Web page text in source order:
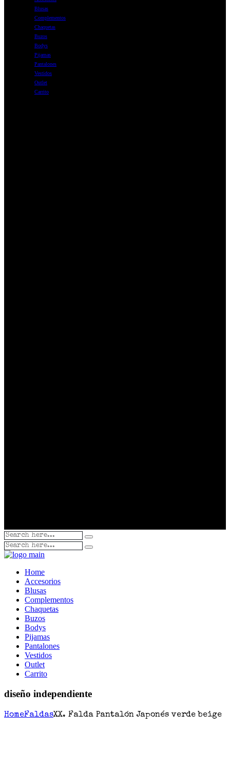
Blusas
Complementos
Chaquetas
Buzos
Bodys
Pijamas
Pantalones
Vestidos
Outlet
Carrito
Home
Accesorios
Blusas
Complementos
Chaquetas
Buzos
Bodys
Pijamas
Pantalones
Vestidos
Outlet
Carrito
diseño independiente
HomeFaldasXX. Falda Pantalón Japonés verde beige